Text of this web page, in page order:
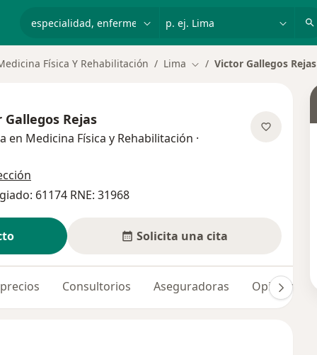
Física Y Rehabilitación Lima Cambiar de ciudad
Victor Gallegos Rejas
Rejas
en Medicina Física y Rehabilitación ·
61174 RNE: 31968
Solicita una cita
Consultorios Aseguradoras Opiniones